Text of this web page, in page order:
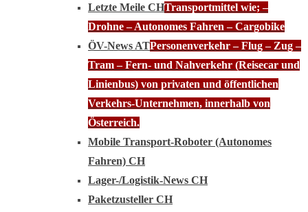
Letzte Meile CHTransportmittel wie; –
Drohne – Autonomes Fahren – Cargobike
ÖV-News ATPersonenverkehr – Flug – Zug –
Tram – Fern- und Nahverkehr (Reisecar und
Linienbus) von privaten und öffentlichen
Verkehrs-Unternehmen, innerhalb von
Österreich.
Mobile Transport-Roboter (Autonomes
Fahren) CH
Lager-/Logistik-News CH
Paketzusteller CH